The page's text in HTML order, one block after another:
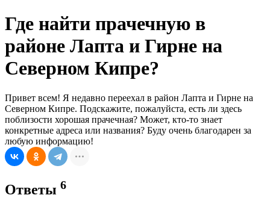
Где найти прачечную в
районе Лапта и Гирне на
Северном Кипре?
Привет всем! Я недавно переехал в район Лапта и Гирне на
Северном Кипре. Подскажите, пожалуйста, есть ли здесь
поблизости хорошая прачечная? Может, кто-то знает
конкретные адреса или названия? Буду очень благодарен за
любую информацию!
Ответы 6